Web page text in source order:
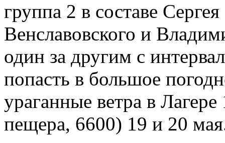
группа 2 в составе
Венславовского и
один за другим с
попасть в большое
ураганные ветра в
пещера, 6600) 19 и 20